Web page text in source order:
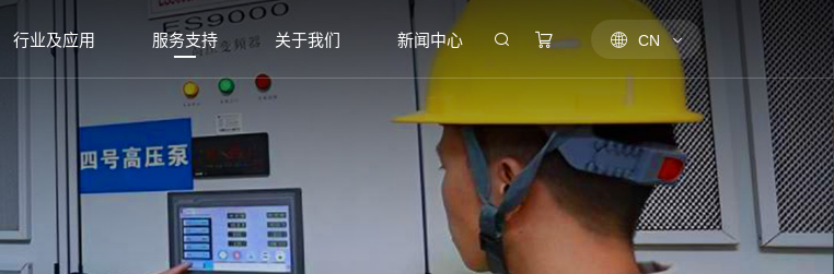
CN
行业及应用 服务支持 关于我们 新闻中心